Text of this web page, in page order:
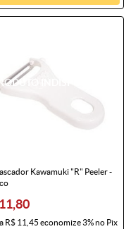
Kawamuki "R" Peeler -
R$ 11,45 economize3%no Pix